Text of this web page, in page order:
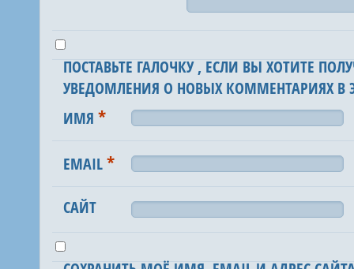
ПОСТАВЬТЕ ГАЛОЧКУ , ЕСЛИ ВЫ ХОТИТЕ
УВЕДОМЛЕНИЯ О НОВЫХ КОММЕНТАРИЯХ В
ИМЯ*
EMAIL*
САЙТ